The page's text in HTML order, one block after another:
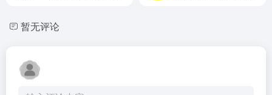
暂无评论